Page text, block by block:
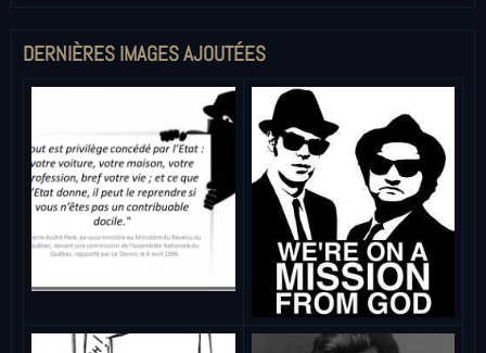
DERNIÈRES IMAGES AJOUTÉES